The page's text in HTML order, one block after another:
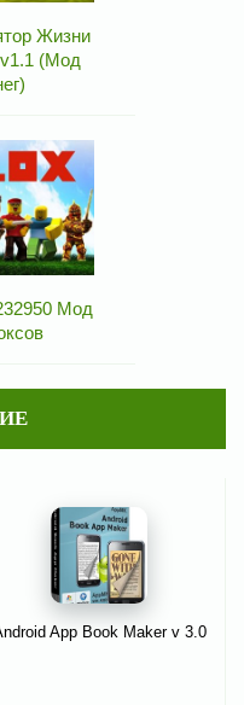
Жизни
(Мод
Мод
App Book Maker v 3.0